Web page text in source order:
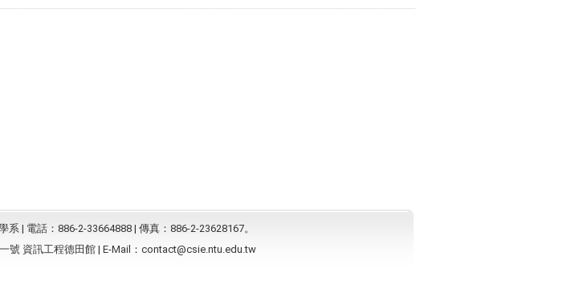
| 電話：886-2-33664888 | 傳真：886-2-23628167。
號 資訊工程德田館 | E-Mail： contact@csie.ntu.edu.tw